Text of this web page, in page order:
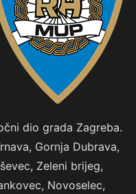
dio grada Zagreba.
Gornja Dubrava,
Zeleni brijeg,
Novoselec,